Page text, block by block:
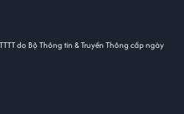
do Bộ Thông tin & Truyền Thông cấp ngày